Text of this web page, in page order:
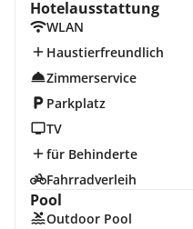
Hotelausstattung
WLAN
Haustierfreundlich
Zimmerservice
Parkplatz
TV
für Behinderte
Fahrradverleih
Pool
Outdoor Pool